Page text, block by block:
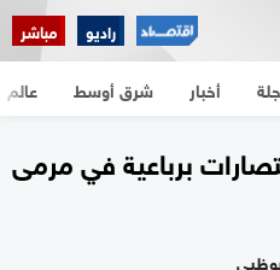
راديو مباشر
أخبار شرق أوسط عالم
برباعية في مرمى